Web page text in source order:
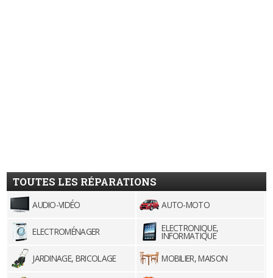
TOUTES LES RÉPARATIONS
AUDIO-VIDÉO AUTO-MOTO
ELECTROMÉNAGER ELECTRONIQUE,
INFORMATIQUE
JARDINAGE, BRICOLAGE
MOBILIER, MAISON